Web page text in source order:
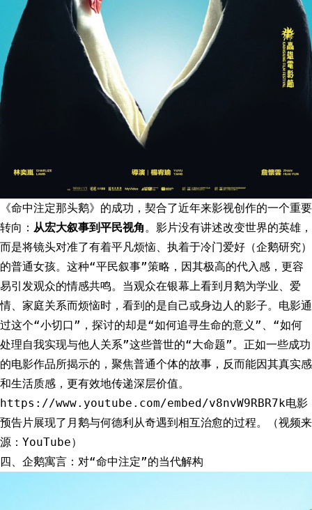
《命中注定那头鹅》的成功，契合了近年来影视创作的一个重要
转向： 从宏大叙事到平民视角 。影片没有讲述改变世界的英雄，
而是将镜头对准了有着平凡烦恼、执着于冷门爱好（企鹅研究）
的普通女孩。这种“平民叙事”策略，因其极高的代入感，更容
易引发观众的情感共鸣。当观众在银幕上看到月鹅为学业、爱
情、家庭关系而烦恼时，看到的是自己或身边人的影子。电影通
过这个“小切口”，探讨的却是“如何追寻生命的意义”、“如何
处理自我实现与他人关系”这些普世的“大命题”。正如一些成功
的电影作品所揭示的，聚焦普通个体的故事，反而能因其真实感
和生活质感，更有效地传递深层价值。
https://www.youtube.com/embed/v8nvW9RBR7k电影
预告片展现了月鹅与何德利从奇遇到相互治愈的过程。（视频来
源：YouTube）
四、企鹅寓言：对“命中注定”的当代解构